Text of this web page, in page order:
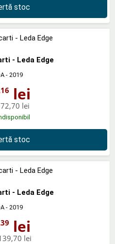
stoc
- Leda Edge
- 2019
lei
72,70 lei
stoc
- Leda Edge
- 2019
lei
lei